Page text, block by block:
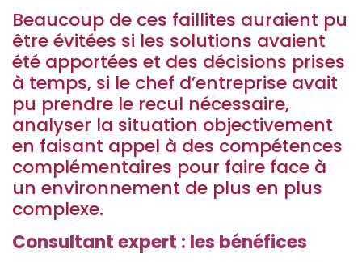
Beaucoup de ces faillites auraient pu
être évitées si les solutions avaient
été apportées et des décisions prises
à temps, si le chef d’entreprise avait
pu prendre le recul nécessaire,
analyser la situation objectivement
en faisant appel à des compétences
complémentaires pour faire face à
un environnement de plus en plus
complexe.
Consultant expert : les bénéfices